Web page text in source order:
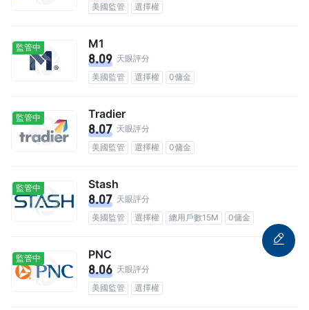
美國監管
選擇權
監管中 M1
8.09 天眼評分
美國監管
選擇權 0傭金
監管中 Tradier
8.07 天眼評分
美國監管
選擇權 0傭金
監管中 Stash
8.07 天眼評分
美國監管
選擇權 總用戶數15M 0傭金
監管中 PNC
8.06 天眼評分
美國監管
選擇權